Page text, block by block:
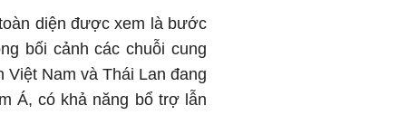
diện được xem là bước
bối cảnh các chuỗi cung
Nam và Thái Lan đang
Á, có khả năng bổ trợ lẫn